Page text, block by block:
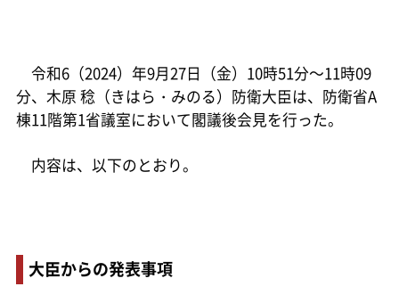
令和6（2024）年9月27日（金）10時51分～11時09
分、木原 稔（きはら・みのる）防衛大臣は、防衛省A
棟11階第1省議室において閣議後会見を行った。
内容は、以下のとおり。
大臣からの発表事項